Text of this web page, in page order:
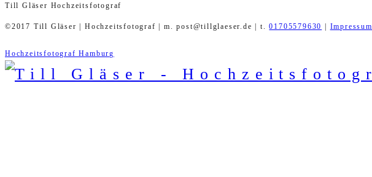
Till Gläser Hochzeitsfotograf
©2017 Till Gläser | Hochzeitsfotograf | m. post@tillglaeser.de | t.01705579630 | Impressum
Hochzeitsfotograf Hamburg